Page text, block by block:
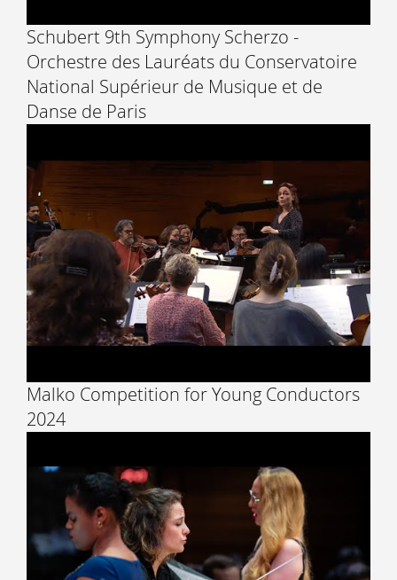
Schubert 9th Symphony Scherzo -
Orchestre des Lauréats du Conservatoire
National Supérieur de Musique et de
Danse de Paris
Malko Competition for Young Conductors
2024